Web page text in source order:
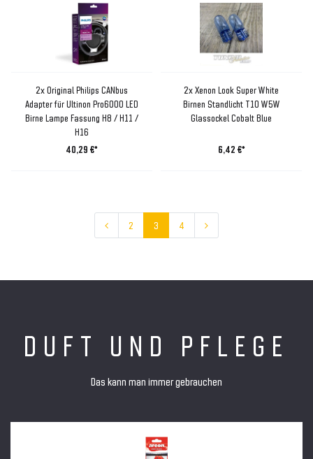
2x Original Philips CANbus
Adapter für Ultinon Pro6000 LED
Birne Lampe Fassung H8 / H11 /
H16
40,29 €*
2x Xenon Look Super White
Birnen Standlicht T10 W5W
Glassockel Cobalt Blue
6,42 €*
2 3 4
DUFT UND PFLEGE
Das kann man immer gebrauchen